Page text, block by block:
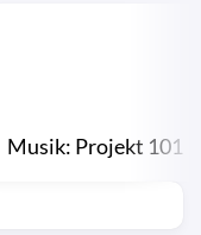
Musik: Projekt 101